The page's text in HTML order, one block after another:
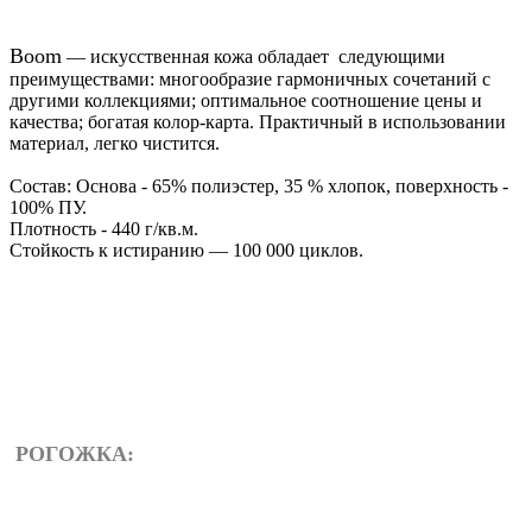
Boom — искусственная кожа обладает следующими
преимуществами: многообразие гармоничных сочетаний с
другими коллекциями; оптимальное соотношение цены и
качества; богатая колор-карта. Практичный в использовании
материал, легко чистится.
Состав: Основа - 65% полиэстер, 35 % хлопок, поверхность -
100% ПУ.
Плотность - 440 г/кв.м.
Стойкость к истиранию — 100 000 циклов.
РОГОЖКА: